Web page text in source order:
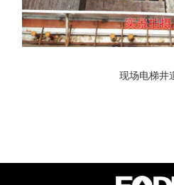
现场电梯井